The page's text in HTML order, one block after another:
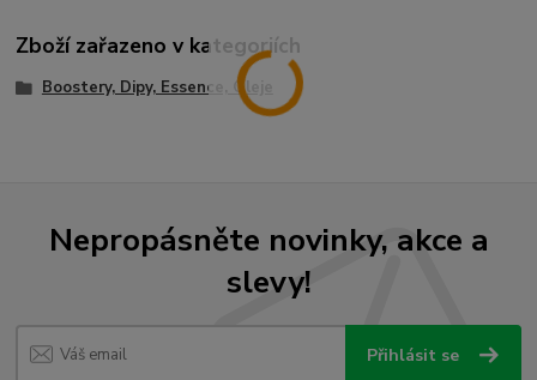
Zboží zařazeno v kategoriích
Boostery, Dipy, Essence, Oleje
Nepropásněte novinky, akce a
slevy!
Přihlásit se